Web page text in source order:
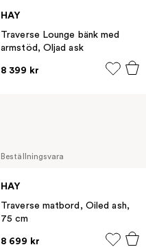
HAY
Traverse Lounge bänk med
armstöd, Oljad ask
8 399 kr
Beställningsvara
HAY
Traverse matbord, Oiled ash,
75 cm
8 699 kr